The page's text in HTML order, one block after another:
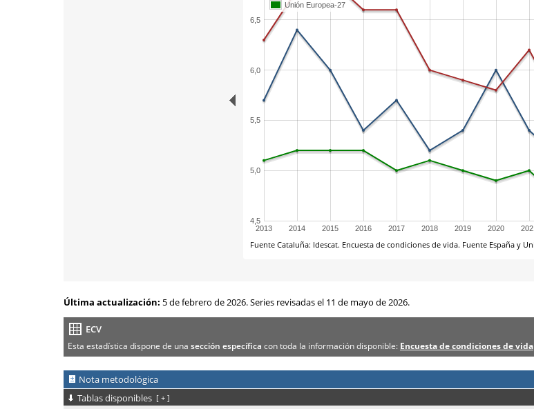
Última actualización: 5 de febrero de 2026. Series revisadas el 11 de mayo de 2026.
ECV
Esta estadística dispone de una sección específica con toda la información disponible: Encuesta de condiciones de vida
Nota metodológica
Tablas disponibles [ + ]